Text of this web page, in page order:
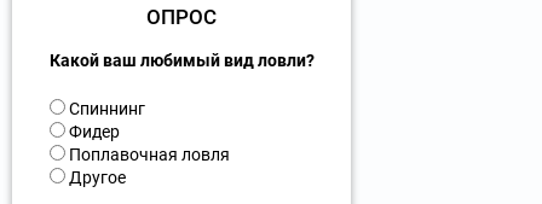
ОПРОС
Какой ваш любимый вид ловли?
В
а
р
и
Спиннинг
Фидер
Поплавочная ловля
Другое